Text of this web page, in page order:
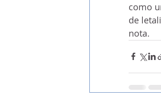
como
de
nota.